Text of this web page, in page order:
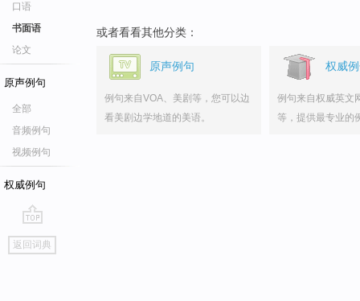
口语
书面语
论文
原声例句
全部
音频例句
视频例句
权威例句
go
top
返回词典
或者看看其他分类：
原声例句
例句来自VOA、美剧等，您可以边
看美剧边学地道的美语。
权威
例句来自权威英文
等，提供最专业的